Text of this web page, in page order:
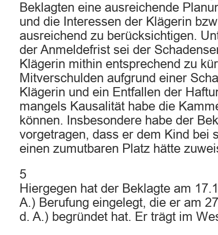
Beklagten eine ausreichende
und die Interessen der Klägerin
ausreichend zu berücksichtigen.
der Anmeldefrist sei der
Klägerin mithin entsprechend zu
Mitverschulden aufgrund einer
Klägerin und ein Entfallen der
mangels Kausalität habe die
können. Insbesondere habe der
vorgetragen, dass er dem Kind bei
einen zumutbaren Platz hätte
5
Hiergegen hat der Beklagte am
A.) Berufung eingelegt, die er am
d. A.) begründet hat. Er trägt im